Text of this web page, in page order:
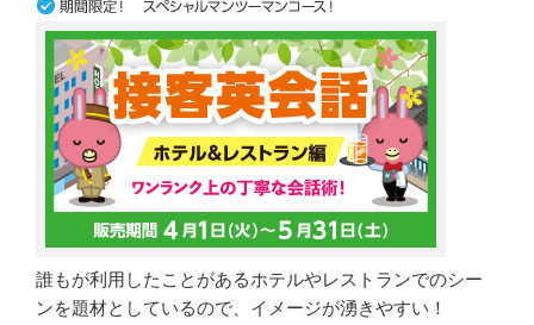
誰もが利用したことがあるホテルやレストランでのシー
ンを題材としているので、イメージが湧きやすい！